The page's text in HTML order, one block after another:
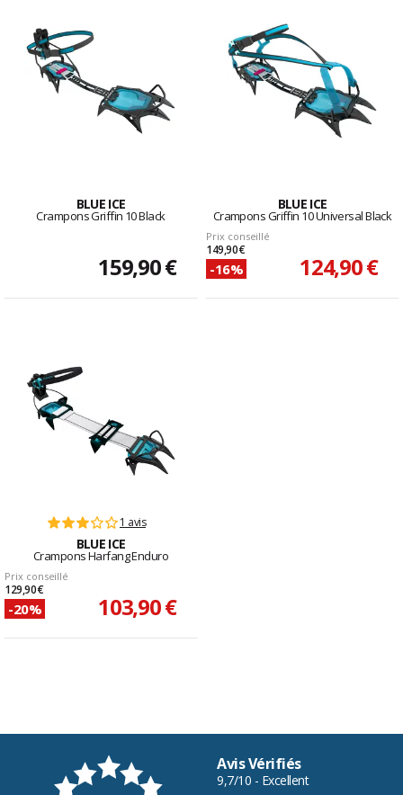
BLUE ICE
Crampons Griffin 10 Black
159,90 €
BLUE ICE
Crampons Griffin 10 Universal Black
Prix conseillé
149,90 €
-16% 124,90 €
1 avis
BLUE ICE
Crampons Harfang Enduro
Prix conseillé
129,90 €
-20% 103,90 €
Avis Vérifiés
9,7/10 - Excellent